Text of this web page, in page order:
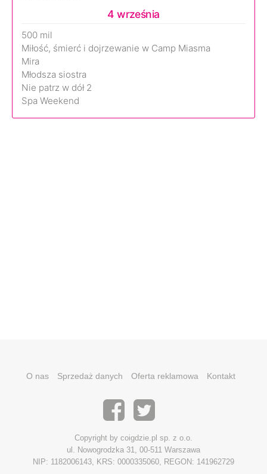
4 września
500 mil
Miłość, śmierć i dojrzewanie w Camp Miasma
Mira
Młodsza siostra
Nie patrz w dół 2
Spa Weekend
O nas Sprzedaż danych Oferta reklamowa Kontakt
Copyright by coigdzie.pl sp. z o.o.
ul. Nowogrodzka 31, 00-511 Warszawa
NIP: 1182006143, KRS: 0000335060, REGON: 141962729